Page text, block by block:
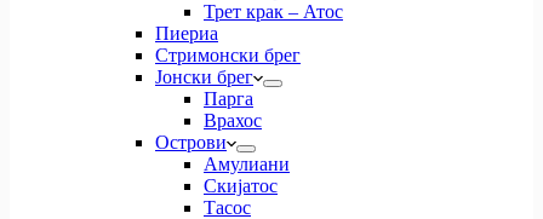
Трет крак – Атос
Пиериа
Стримонски брег
Јонски брег
Парга
Врахос
Острови
Амулиани
Скијатос
Тасос